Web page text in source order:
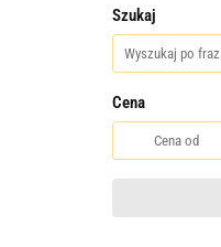
Szukaj
Cena